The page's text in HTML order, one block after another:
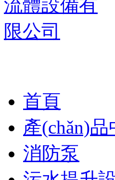
首頁
產(chǎn)
消防泵